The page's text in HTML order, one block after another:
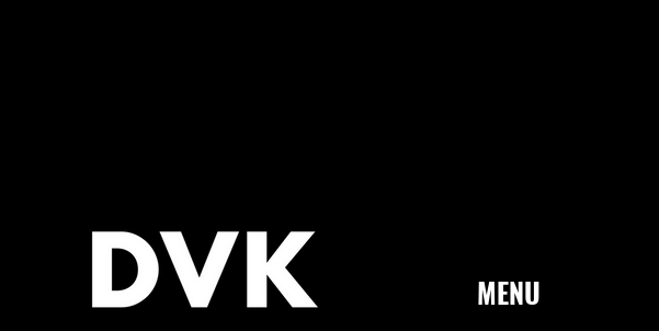
MENU